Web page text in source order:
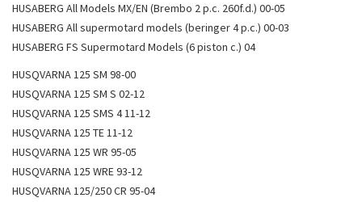
HUSABERG All Models MX/EN (Brembo 2 p.c. 260f.d.) 00-05
HUSABERG All supermotard models (beringer 4 p.c.) 00-03
HUSABERG FS Supermotard Models (6 piston c.) 04
HUSQVARNA 125 SM 98-00
HUSQVARNA 125 SM S 02-12
HUSQVARNA 125 SMS 4 11-12
HUSQVARNA 125 TE 11-12
HUSQVARNA 125 WR 95-05
HUSQVARNA 125 WRE 93-12
HUSQVARNA 125/250 CR 95-04